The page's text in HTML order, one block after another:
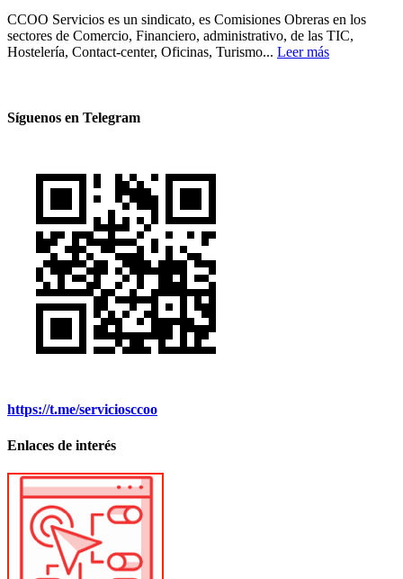
CCOO Servicios es un sindicato, es Comisiones Obreras en los
sectores de Comercio, Financiero, administrativo, de las TIC,
Hostelería, Contact-center, Oficinas, Turismo... Leer más
Síguenos en Telegram
https://t.me/serviciosccoo
Enlaces de interés